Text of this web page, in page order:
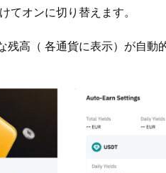
てオンに切り替えます。
残高（ 各通貨に表示）が自動